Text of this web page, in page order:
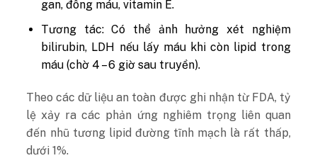
gan, đông máu, vitamin E.
Tương tác: Có thể ảnh hưởng xét nghiệm
bilirubin, LDH nếu lấy máu khi còn lipid trong
máu (chờ 4 – 6 giờ sau truyền).
Theo các dữ liệu an toàn được ghi nhận từ FDA, tỷ
lệ xảy ra các phản ứng nghiêm trọng liên quan
đến nhũ tương lipid đường tĩnh mạch là rất thấp,
dưới 1%.